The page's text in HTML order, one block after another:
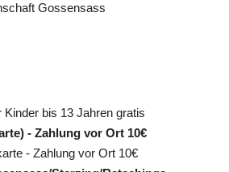
Gossensass
Kinder bis 13 Jahren gratis
- Zahlung vor Ort 10€
- Zahlung vor Ort 10€